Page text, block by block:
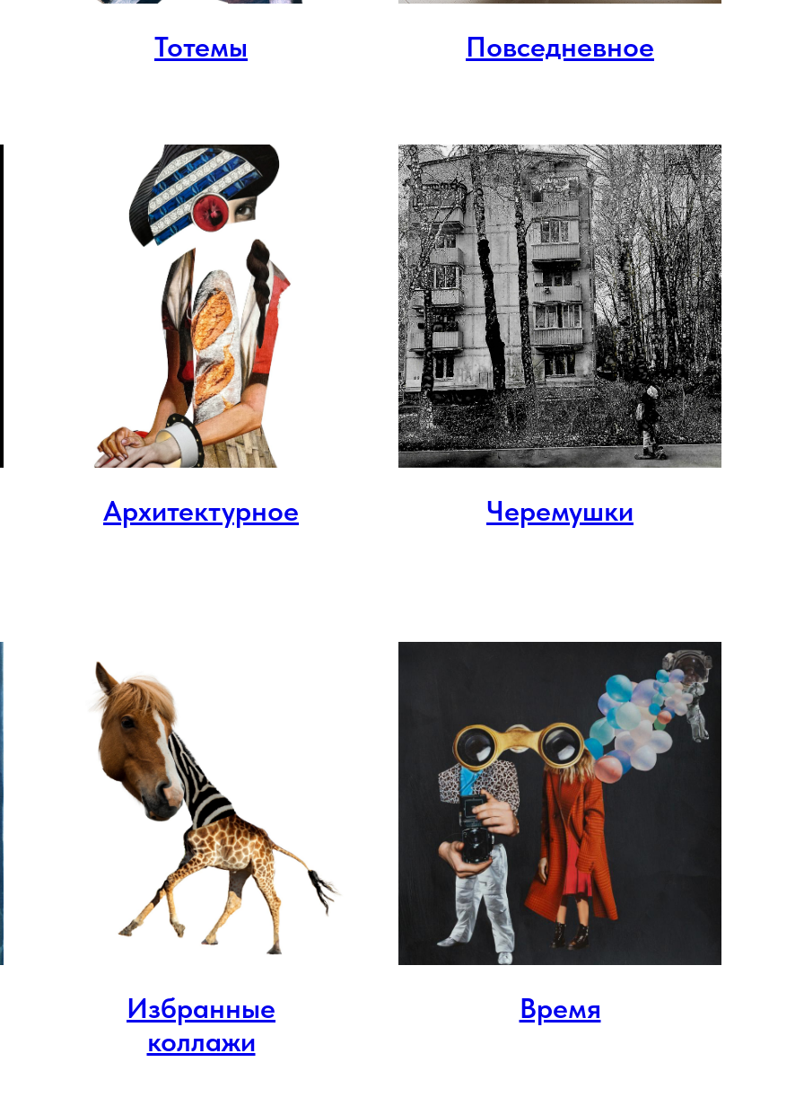
Тотемы Повседневное
Архитектурное Черемушки
Избранные
коллажи
Время